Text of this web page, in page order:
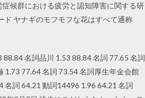
候群における疲労と認知障害に関する研
ド ヤナギのモフモフな花はすべて通称
名詞品川 1.53 88.84 名詞 77.65 名詞
1.73 77.64 名詞 73.54 名詞厚生年金会館
名詞 64.21 動詞14496 1.96 64.21 名詞